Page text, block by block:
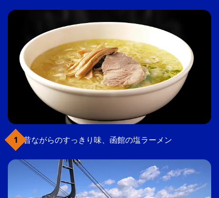
昔ながらのすっきり味、函館の塩ラーメン